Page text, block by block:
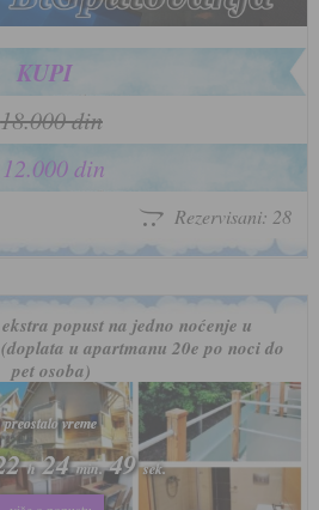
KUPI
18.000 din
12.000 din
Rezervisani: 28
popust na jedno noćenje u
u apartmanu 20e po noci do
pet osoba)
preostalo vreme
h 24min. 46sek.
preostalo vreme
h 24min. 46sek.